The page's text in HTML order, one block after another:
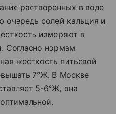
растворенных в воде
очередь солей кальция и
измеряют в
Согласно нормам
жесткость питьевой
7°Ж. В Москве
5-6°Ж, она